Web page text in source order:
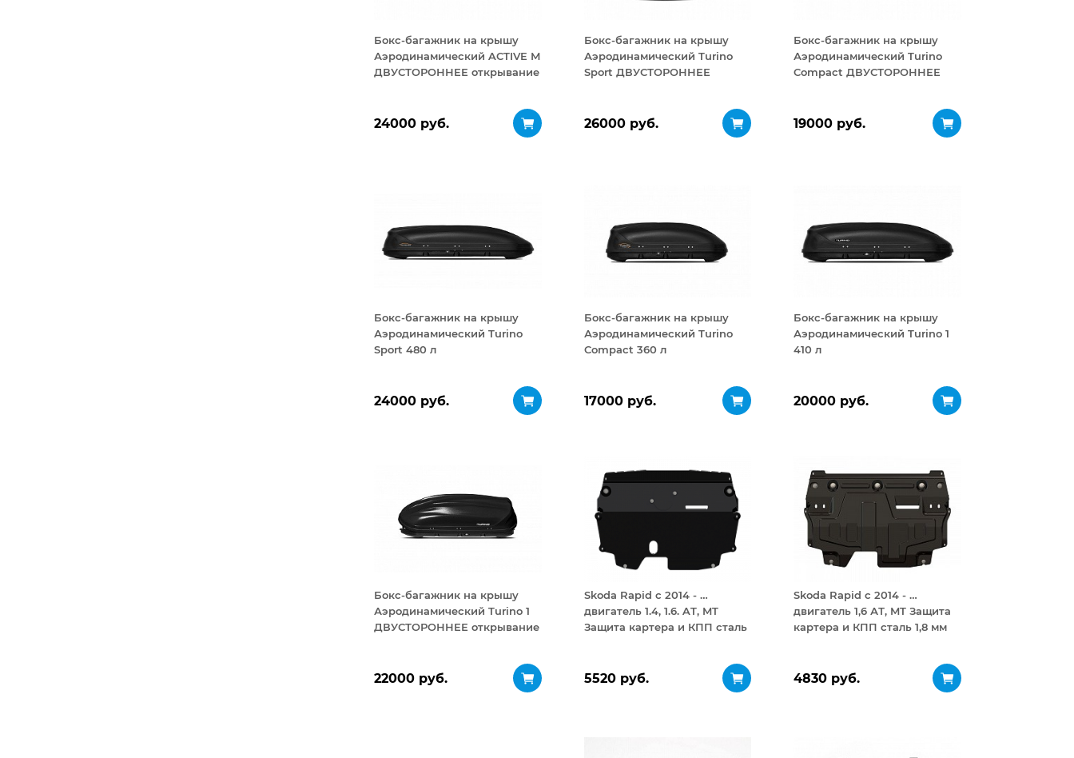
Бокс-багажник на крышу
Аэродинамический ACTIVE М
ДВУСТОРОННЕЕ открывание
24000 руб.
Бокс-багажник на крышу
Аэродинамический Turino
Sport ДВУСТОРОННЕЕ
26000 руб.
Бокс-багажник на крышу
Аэродинамический Turino
Compact ДВУСТОРОННЕЕ
19000 руб.
Бокс-багажник на крышу
Аэродинамический Turino
Sport 480 л
24000 руб.
Бокс-багажник на крышу
Аэродинамический Turino
Compact 360 л
17000 руб.
Бокс-багажник на крышу
Аэродинамический Turino 1
410 л
20000 руб.
Бокс-багажник на крышу
Аэродинамический Turino 1
ДВУСТОРОННЕЕ открывание
22000 руб.
Skoda Rapid с 2014 - …
двигатель 1.4, 1.6. AT, MT
Защита картера и КПП сталь
5520 руб.
Skoda Rapid с 2014 - …
двигатель 1,6 АТ, MT Защита
картера и КПП сталь 1,8 мм
4830 руб.